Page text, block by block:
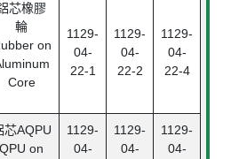
芯橡膠
輪
on
Core
1129-
04-
22-1
1129-
04-
22-2
1129-
04-
22-4
芯AQPU
QPU on
1129-
04-
1129-
04-
1129-
04-